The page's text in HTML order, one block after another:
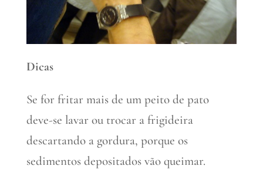
Dicas
Se for fritar mais de um peito de pato
deve-se lavar ou trocar a frigideira
descartando a gordura, porque os
sedimentos depositados vão queimar.